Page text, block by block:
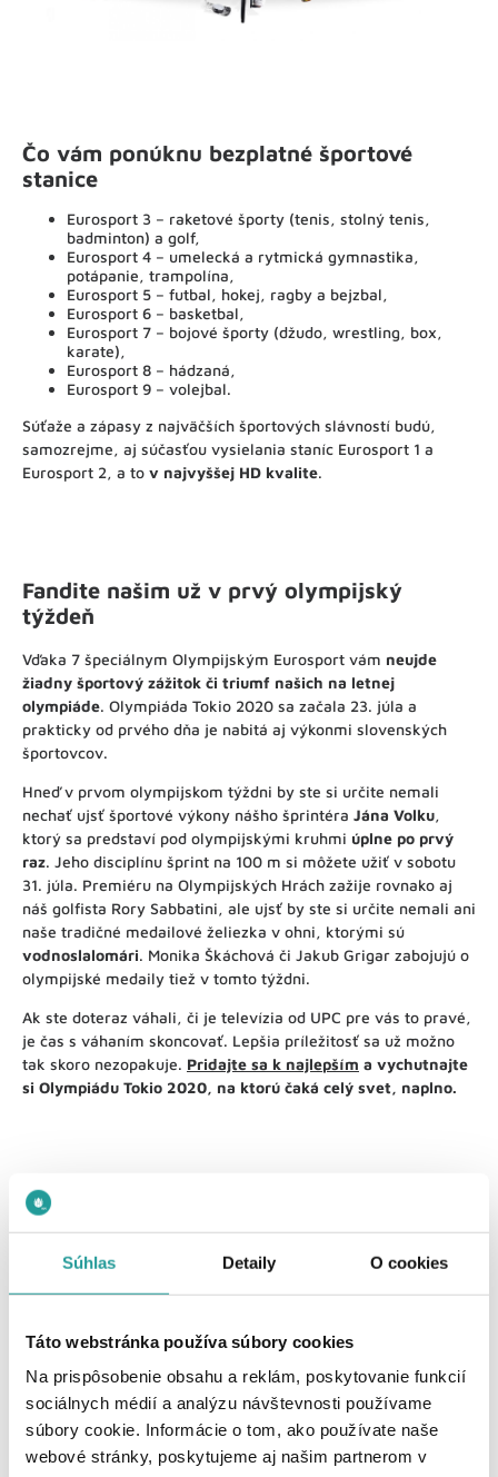
Súhlas Detaily O cookies
Táto webstránka používa súbory cookies
Na prispôsobenie obsahu a reklám, poskytovanie funkcií
sociálnych médií a analýzu návštevnosti používame
súbory cookie. Informácie o tom, ako používate naše
webové stránky, poskytujeme aj našim partnerom v
Čo vám ponúknu bezplatné športové
stanice
Eurosport 3 – raketové športy (tenis, stolný tenis,
badminton) a golf,
Eurosport 4 – umelecká a rytmická gymnastika,
potápanie, trampolína,
Eurosport 5 – futbal, hokej, ragby a bejzbal,
Eurosport 6 – basketbal,
Eurosport 7 – bojové športy (džudo, wrestling, box,
karate),
Eurosport 8 – hádzaná,
Eurosport 9 – volejbal.
Súťaže a zápasy z najväčších športových slávností budú,
samozrejme, aj súčasťou vysielania staníc Eurosport 1 a
Eurosport 2, a to v najvyššej HD kvalite.
Fandite našim už v prvý olympijský
týždeň
Vďaka 7 špeciálnym Olympijským Eurosport vám neujde
žiadny športový zážitok či triumf našich na letnej
olympiáde. Olympiáda Tokio 2020 sa začala 23. júla a
prakticky od prvého dňa je nabitá aj výkonmi slovenských
športovcov.
Hneď v prvom olympijskom týždni by ste si určite nemali
nechať ujsť športové výkony nášho šprintéra Jána Volku,
ktorý sa predstaví pod olympijskými kruhmi úplne po prvý
raz. Jeho disciplínu šprint na 100 m si môžete užiť v sobotu
31. júla. Premiéru na Olympijských Hrách zažije rovnako aj
náš golfista Rory Sabbatini, ale ujsť by ste si určite nemali ani
naše tradičné medailové želiezka v ohni, ktorými sú
vodnoslalomári. Monika Škáchová či Jakub Grigar zabojujú o
olympijské medaily tiež v tomto týždni.
Ak ste doteraz váhali, či je televízia od UPC pre vás to pravé,
je čas s váhaním skoncovať. Lepšia príležitosť sa už možno
tak skoro nezopakuje. Pridajte sa k najlepším a vychutnajte
si Olympiádu Tokio 2020, na ktorú čaká celý svet, naplno.